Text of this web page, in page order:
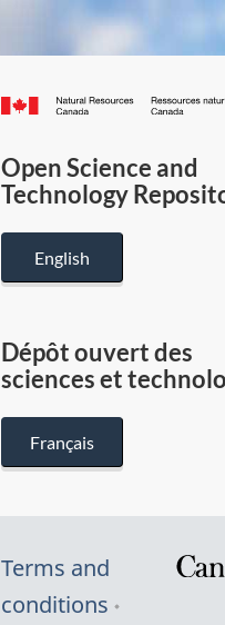
Canada.ca
Open Science and
Technology
English
Dépôt ouvert des
sciences et
Français
Terms and
conditions